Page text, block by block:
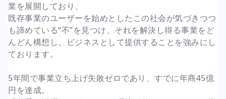
業を展開しており、
既存事業のユーザーを始めとしたこの社会が気づきつつ
も諦めている“不”を見つけ、それを解決し得る事業をど
んどん構想し、ビジネスとして提供することを強みにし
ております。
5年間で事業立ち上げ失敗ゼロであり、すでに年商45億
円を達成。